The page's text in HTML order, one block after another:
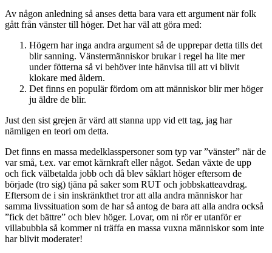
Av någon anledning så anses detta bara vara ett argument när folk
gått från vänster till höger. Det har väl att göra med:
Högern har inga andra argument så de upprepar detta tills det
blir sanning. Vänstermänniskor brukar i regel ha lite mer
under fötterna så vi behöver inte hänvisa till att vi blivit
klokare med åldern.
Det finns en populär fördom om att människor blir mer höger
ju äldre de blir.
Just den sist grejen är värd att stanna upp vid ett tag, jag har
nämligen en teori om detta.
Det finns en massa medelklasspersoner som typ var ”vänster” när de
var små, t.ex. var emot kärnkraft eller något. Sedan växte de upp
och fick välbetalda jobb och då blev såklart höger eftersom de
började (tro sig) tjäna på saker som RUT och jobbskatteavdrag.
Eftersom de i sin inskränkthet tror att alla andra människor har
samma livssituation som de har så antog de bara att alla andra också
”fick det bättre” och blev höger. Lovar, om ni rör er utanför er
villabubbla så kommer ni träffa en massa vuxna människor som inte
har blivit moderater!